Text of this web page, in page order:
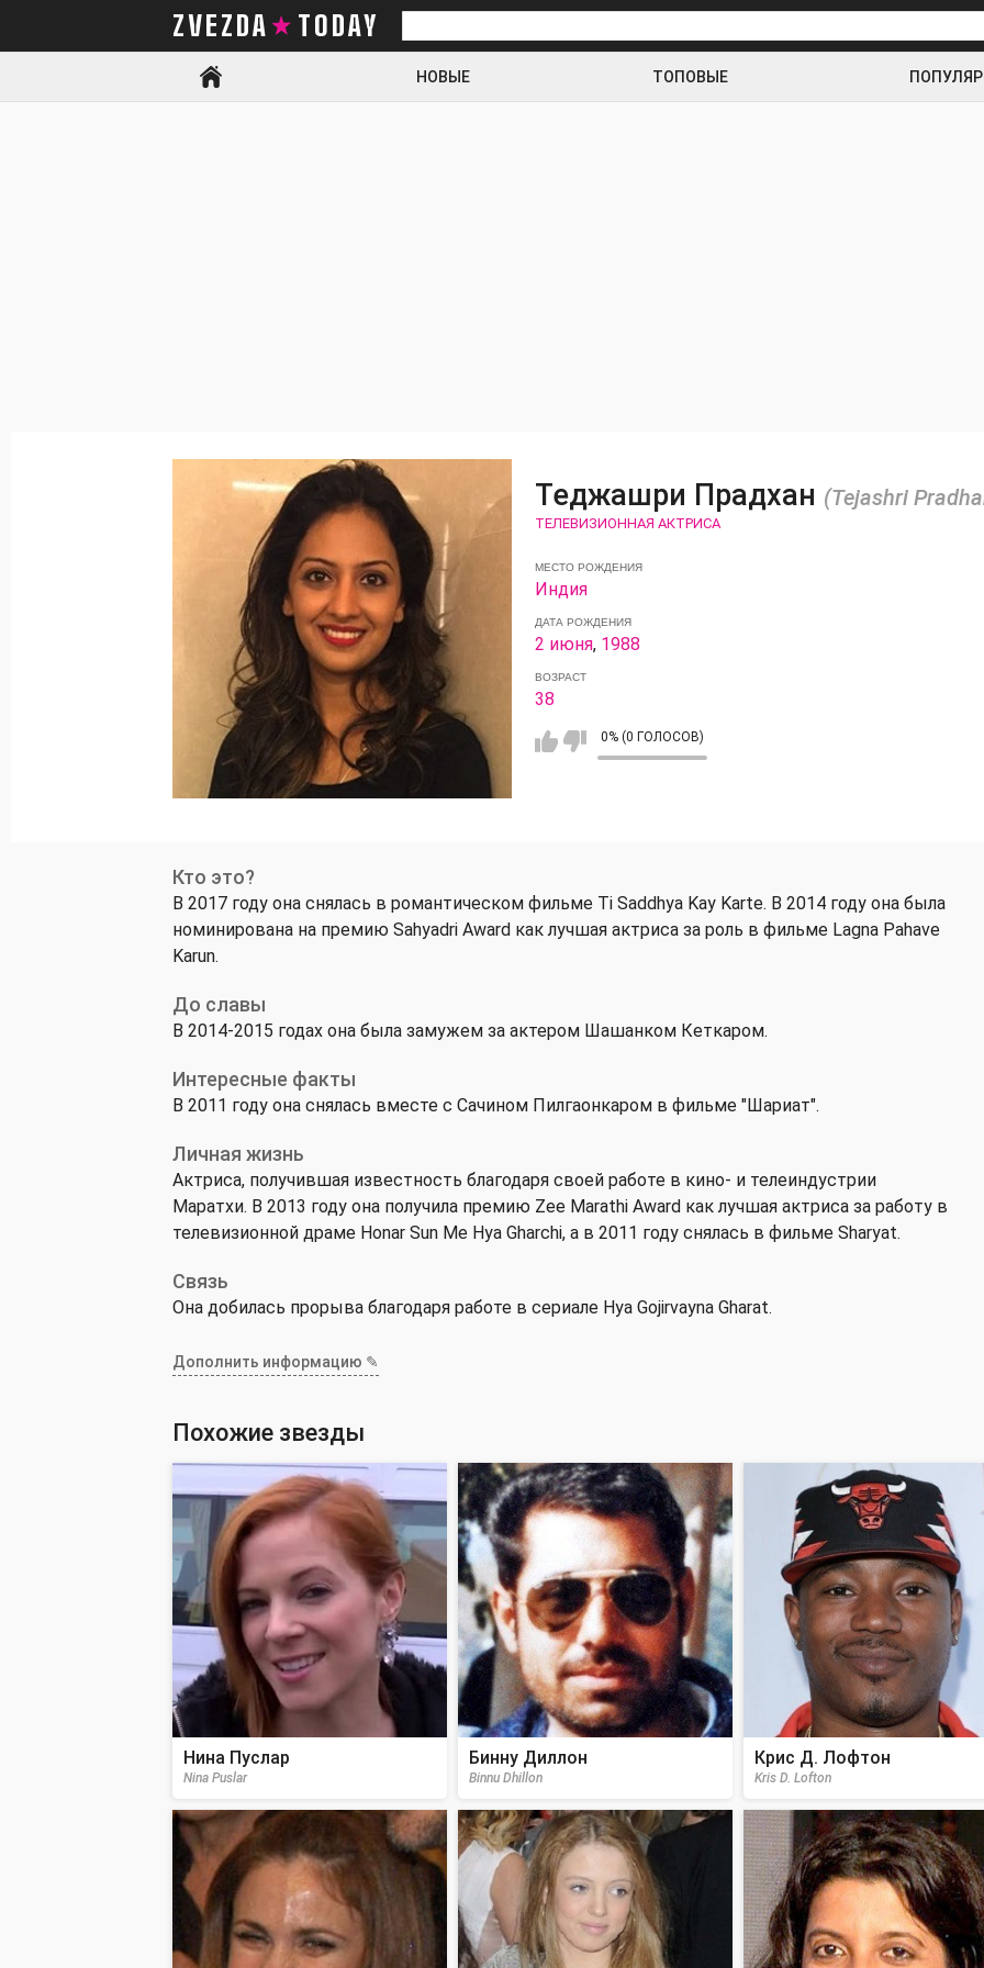
ZVEZDA TODAY
Искать
НОВЫЕ ТОПОВЫЕ
Теджашри Прадхан (Tejashri
ТЕЛЕВИЗИОННАЯ АКТРИСА
МЕСТО РОЖДЕНИЯ
Индия
ДАТА РОЖДЕНИЯ
2 июня, 1988
ВОЗРАСТ
38
0% (0 ГОЛОСОВ)
Кто это?
В 2017 году она снялась в романтическом фильме Ti Saddhya Kay Karte. В 2014 году она была
номинирована на премию Sahyadri Award как лучшая актриса за роль в фильме Lagna Pahave
Karun.
До славы
В 2014-2015 годах она была замужем за актером Шашанком Кеткаром.
Интересные факты
В 2011 году она снялась вместе с Сачином Пилгаонкаром в фильме "Шариат".
Личная жизнь
Актриса, получившая известность благодаря своей работе в кино- и телеиндустрии
Маратхи. В 2013 году она получила премию Zee Marathi Award как лучшая актриса за работу в
телевизионной драме Honar Sun Me Hya Gharchi, а в 2011 году снялась в фильме Sharyat.
Связь
Она добилась прорыва благодаря работе в сериале Hya Gojirvayna Gharat.
Дополнить информацию ✎
Похожие звезды
Нина Пуслар
Nina Puslar
Бинну Диллон
Binnu Dhillon
Крис Д. Лофтон
Kris D. Lofton